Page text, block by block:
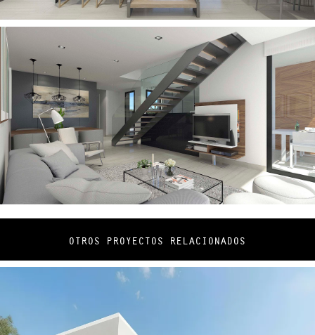
OTROS PROYECTOS RELACIONADOS